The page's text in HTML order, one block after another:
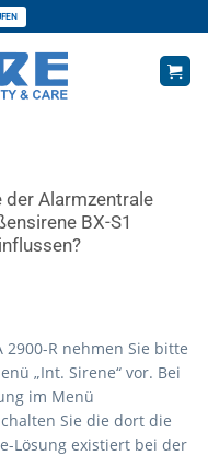
der Alarmzentrale
BX-S1
2900-R nehmen Sie bitte
„Int. Sirene“ vor. Bei
im Menü
Sie die dort die
Lösung existiert bei der